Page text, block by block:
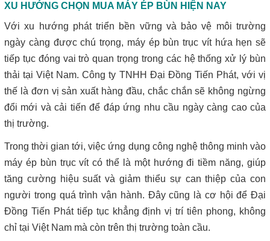
XU HƯỚNG CHỌN MUA MÁY ÉP BÙN HIỆN NAY
Với xu hướng phát triển bền vững và bảo vệ môi trường
ngày càng được chú trọng, máy ép bùn trục vít hứa hẹn sẽ
tiếp tục đóng vai trò quan trọng trong các hệ thống xử lý bùn
thải tại Việt Nam. Công ty TNHH Đại Đồng Tiến Phát, với vị
thế là đơn vị sản xuất hàng đầu, chắc chắn sẽ không ngừng
đổi mới và cải tiến để đáp ứng nhu cầu ngày càng cao của
thị trường.
Trong thời gian tới, việc ứng dụng công nghệ thông minh vào
máy ép bùn trục vít có thể là một hướng đi tiềm năng, giúp
tăng cường hiệu suất và giảm thiểu sự can thiệp của con
người trong quá trình vận hành. Đây cũng là cơ hội để Đại
Đồng Tiến Phát tiếp tục khẳng định vị trí tiên phong, không
chỉ tại Việt Nam mà còn trên thị trường toàn cầu.